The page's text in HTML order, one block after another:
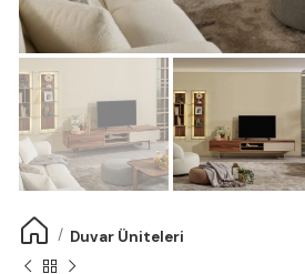
Duvar Üniteleri